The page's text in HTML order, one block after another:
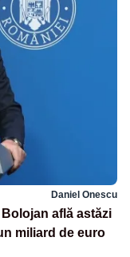
Daniel Onescu
află astăzi
miliard de euro